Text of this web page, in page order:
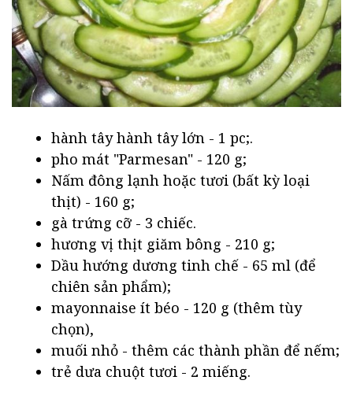
hành tây hành tây lớn - 1 pc;.
pho mát "Parmesan" - 120 g;
Nấm đông lạnh hoặc tươi (bất kỳ loại
thịt) - 160 g;
gà trứng cỡ - 3 chiếc.
hương vị thịt giăm bông - 210 g;
Dầu hướng dương tinh chế - 65 ml (để
chiên sản phẩm);
mayonnaise ít béo - 120 g (thêm tùy
chọn),
muối nhỏ - thêm các thành phần để nếm;
trẻ dưa chuột tươi - 2 miếng.